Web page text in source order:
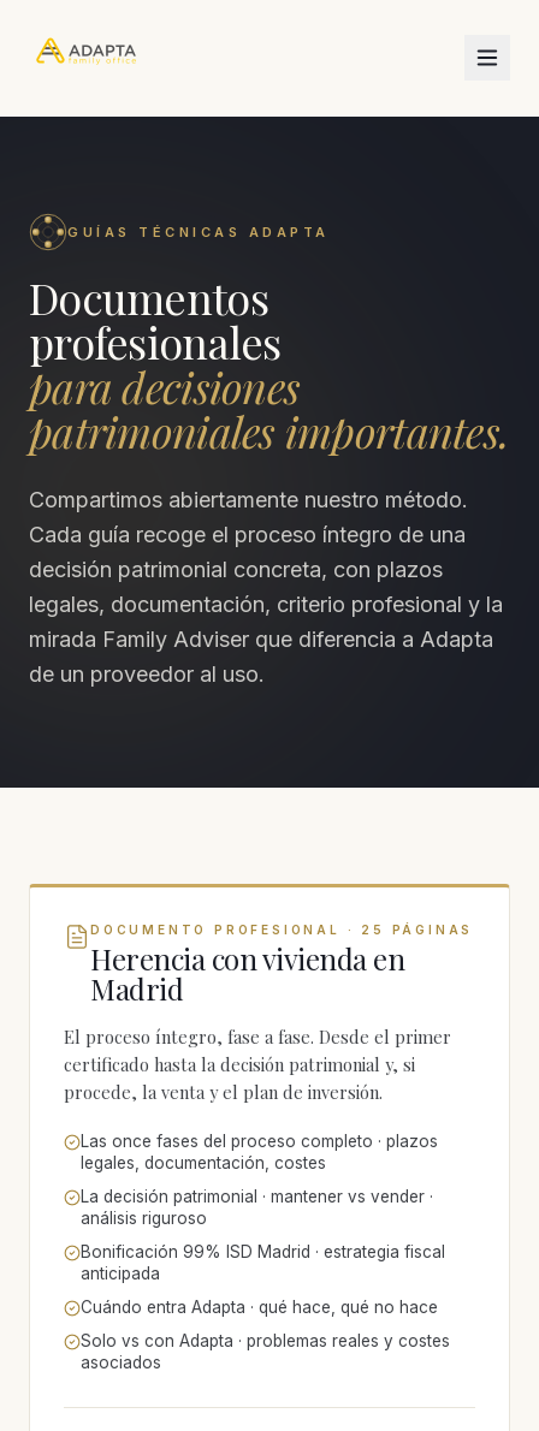
GUÍAS TÉCNICAS ADAPTA
Documentos
profesionales
para decisiones
patrimoniales importantes.
Compartimos abiertamente nuestro método.
Cada guía recoge el proceso íntegro de una
decisión patrimonial concreta, con plazos
legales, documentación, criterio profesional y la
mirada Family Adviser que diferencia a Adapta
de un proveedor al uso.
DOCUMENTO PROFESIONAL · 25 PÁGINAS
Herencia con vivienda en
Madrid
El proceso íntegro, fase a fase. Desde el primer
certificado hasta la decisión patrimonial y, si
procede, la venta y el plan de inversión.
Las once fases del proceso completo · plazos
legales, documentación, costes
La decisión patrimonial · mantener vs vender ·
análisis riguroso
Bonificación 99% ISD Madrid · estrategia fiscal
anticipada
Cuándo entra Adapta · qué hace, qué no hace
Solo vs con Adapta · problemas reales y costes
asociados